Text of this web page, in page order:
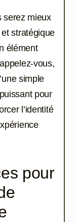
serez mieux
stratégique
élément
vous,
simple
pour
l’identité
pour